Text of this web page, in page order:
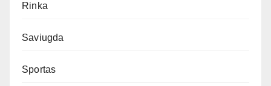
Rinka
Saviugda
Sportas